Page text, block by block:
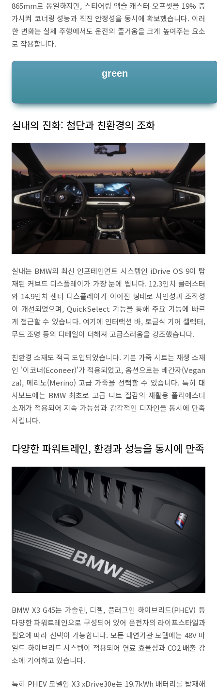
865mm로 동일하지만, 스티어링 액슬 캐스터 오프셋을 19% 증
가시켜 코너링 성능과 직진 안정성을 동시에 확보했습니다. 이러
한 변화는 실제 주행에서도 운전의 즐거움을 크게 높여주는 요소
로 작용합니다.
green
실내의 진화: 첨단과 친환경의 조화
실내는 BMW의 최신 인포테인먼트 시스템인 iDrive OS 9이 탑
재된 커브드 디스플레이가 가장 눈에 띕니다. 12.3인치 클러스터
와 14.9인치 센터 디스플레이가 이어진 형태로 시인성과 조작성
이 개선되었으며, QuickSelect 기능을 통해 주요 기능에 빠르
게 접근할 수 있습니다. 여기에 인터랙션 바, 토글식 기어 셀렉터,
무드 조명 등의 디테일이 더해져 고급스러움을 강조했습니다.
친환경 소재도 적극 도입되었습니다. 기본 가죽 시트는 재생 소재
인 '이코너(Econeer)'가 적용되었고, 옵션으로는 베간자(Vegan
za), 메리노(Merino) 고급 가죽을 선택할 수 있습니다. 특히 대
시보드에는 BMW 최초로 고급 니트 질감의 재활용 폴리에스터
소재가 적용되어 지속 가능성과 감각적인 디자인을 동시에 만족
시킵니다.
다양한 파워트레인, 환경과 성능을 동시에 만족
BMW X3 G45는 가솔린, 디젤, 플러그인 하이브리드(PHEV) 등
다양한 파워트레인으로 구성되어 있어 운전자의 라이프스타일과
필요에 따라 선택이 가능합니다. 모든 내연기관 모델에는 48V 마
일드 하이브리드 시스템이 적용되어 연료 효율성과 CO2 배출 감
소에 기여하고 있습니다.
특히 PHEV 모델인 X3 xDrive30e는 19.7kWh 배터리를 탑재해